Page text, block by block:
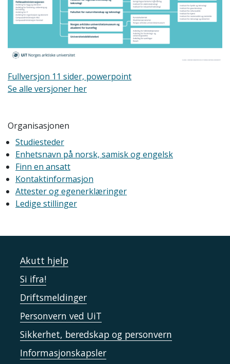
Fullversjon 11 sider, powerpoint
Se alle versjoner her
Organisasjonen
Studiesteder
Enhetsnavn på norsk, samisk og engelsk
Finn en ansatt
Kontaktinformasjon
Attester og egenerklæringer
Ledige stillinger
Akutt hjelp
Si ifra!
Driftsmeldinger
Personvern ved UiT
Sikkerhet, beredskap og personvern
Informasjonskapsler